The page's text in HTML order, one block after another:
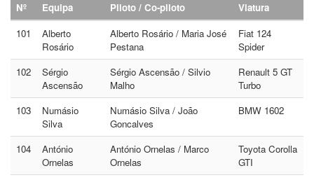
Nº Equipa Piloto / Co-piloto
Viatura
101
Alberto
Rosário
Alberto Rosário / Maria José
Pestana
Fiat 124
Spider
102
Sérgio
Ascensão
Sérgio Ascensão / Silvio
Malho
Renault 5 GT
Turbo
103
Numásio
Silva
Numásio Silva / João
Goncalves
BMW 1602
104
António
Ornelas
António Ornelas / Marco
Ornelas
Toyota Corolla
GTI